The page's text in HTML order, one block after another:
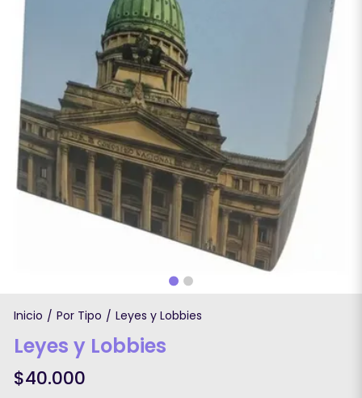
Inicio / Por Tipo / Leyes y Lobbies
Leyes y Lobbies
$40.000